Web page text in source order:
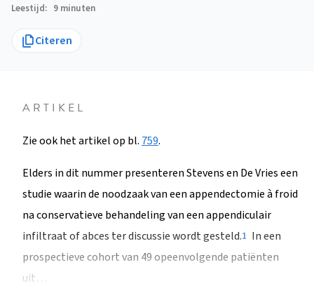
Leestijd 9 minuten
Citeren
ARTIKEL
Zie ook het artikel op bl. 759.
Elders in dit nummer presenteren Stevens en De Vries een
studie waarin de noodzaak van een appendectomie à froid
na conservatieve behandeling van een appendiculair
infiltraat of abces ter discussie wordt gesteld.1 In een
prospectieve cohort van 49 opeenvolgende patiënten
uit…